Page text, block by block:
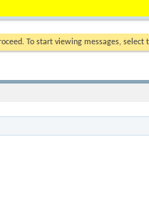
To start viewing messages,